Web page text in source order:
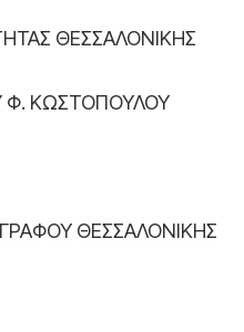
ΘΕΣΣΑΛΟΝΙΚΗΣ
Φ. ΚΩΣΤΟΠΟΥΛΟΥ
ΘΕΣΣΑΛΟΝΙΚΗΣ